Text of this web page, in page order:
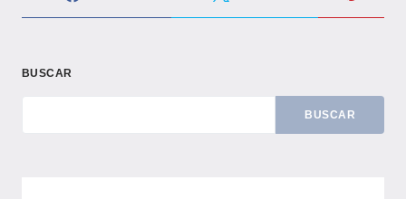
BUSCAR
BUSCAR